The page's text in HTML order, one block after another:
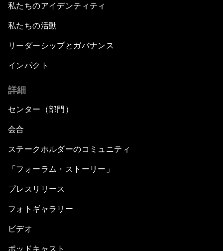
私たちのアイデンティティ
私たちの活動
リーダーシップとガバナンス
インパクト
詳細
センター（部門）
会合
ステークホルダーのコミュニティ
「フォーラム・ストーリー」
プレスリリース
フォトギャラリー
ビデオ
ポッドキャスト